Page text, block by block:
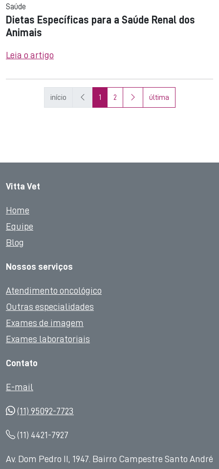
Saúde
Dietas Específicas para a Saúde Renal dos
Animais
Leia o artigo
início 1 2 última
Vitta Vet
Home
Equipe
Blog
Nossos serviços
Atendimento oncológico
Outras especialidades
Exames de imagem
Exames laboratoriais
Contato
E-mail
(11) 95092-7723
(11) 4421-7927
Av. Dom Pedro II, 1947. Bairro Campestre Santo André